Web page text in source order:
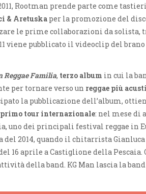
Rootman prende parte come
& Aretuska per la promozione del
le prime collaborazioni da solista,
viene pubblicato il videoclip del brano
Reggae Familia, terzo album in cui la
per tornare verso un reggae più
la pubblicazione dell’album,
primo tour internazionale: nel mese di
uno dei principali festival reggae in
2014, quando il chitarrista Gianluca
16 aprile a Castiglione della Pescaia.
della band. KG Man lascia la